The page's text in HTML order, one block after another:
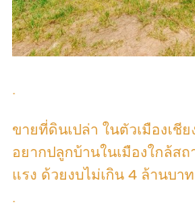
.
ขายที่ดินเปล่า ในตัวเมืองเชี
อยากปลูกบ้านในเมืองใกล้ส
แรง ด้วยงบไม่เกิน 4 ล้านบาท
.